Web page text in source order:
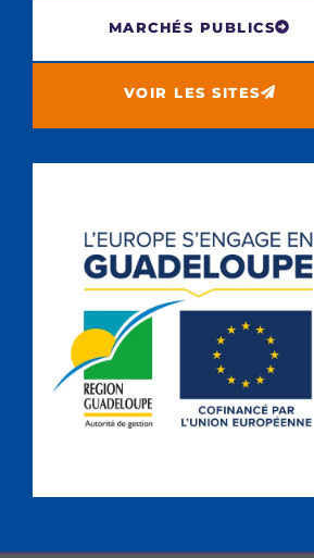
MARCHÉS PUBLICS
VOIR LES SITES